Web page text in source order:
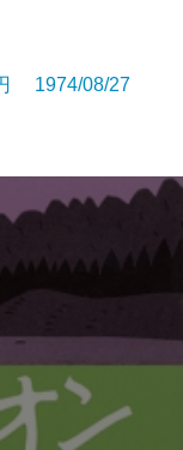
1974/08/27